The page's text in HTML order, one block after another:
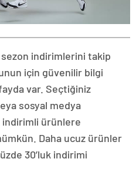
indirimlerini takip
için güvenilir bilgi
var. Seçtiğiniz
sosyal medya
indirimli ürünlere
Daha ucuz ürünler
30’luk indirimi